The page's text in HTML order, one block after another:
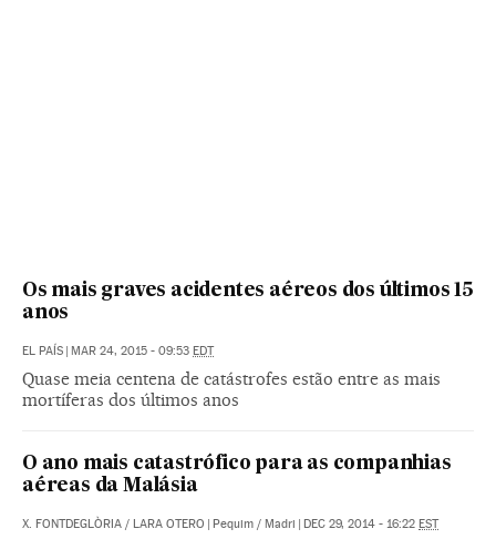
Os mais graves acidentes aéreos dos últimos 15
anos
EL PAÍS | MAR 24, 2015 - 09:53 EDT
Quase meia centena de catástrofes estão entre as mais
mortíferas dos últimos anos
O ano mais catastrófico para as companhias
aéreas da Malásia
X. FONTDEGLÒRIA / LARA OTERO | Pequim / Madri | DEC 29, 2014 - 16:22 EST